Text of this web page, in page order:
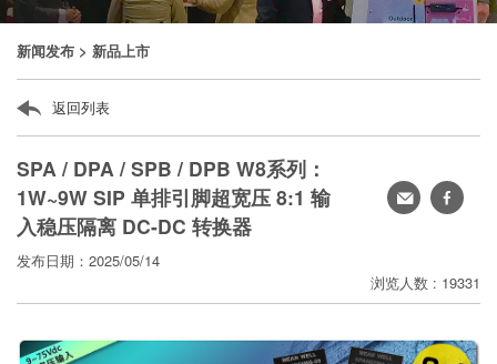
新闻发布 > 新品上市
返回列表
SPA / DPA / SPB / DPB W8系列：
1W~9W SIP 单排引脚超宽压 8:1 输
入稳压隔离 DC-DC 转换器
发布日期：2025/05/14
浏览人数 : 19331
转
享